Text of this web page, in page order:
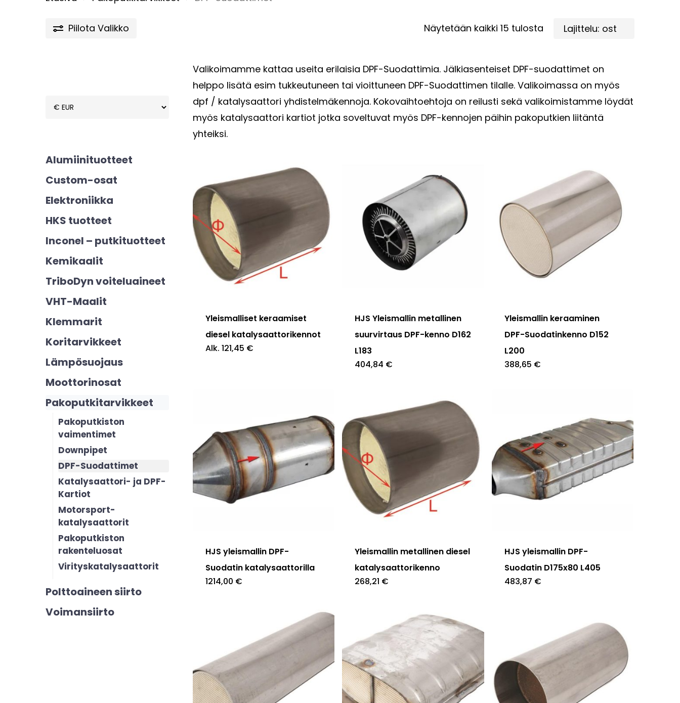
Piilota Valikko Näytetään kaikki 15 tulosta Suosituimmat
Alumiinituotteet
Custom-osat
Elektroniikka
HKS tuotteet
Inconel – putkituotteet
Kemikaalit
TriboDyn voiteluaineet
VHT-Maalit
Klemmarit
Koritarvikkeet
Lämpösuojaus
Moottorinosat
Pakoputkitarvikkeet
Pakoputkiston
vaimentimet
Downpipet
DPF-Suodattimet
Katalysaattori- ja DPF-
Kartiot
Motorsport-
katalysaattorit
Pakoputkiston
rakenteluosat
Virityskatalysaattorit
Polttoaineen siirto
Voimansiirto
Valikoimamme kattaa useita erilaisia DPF-Suodattimia. Jälkiasenteiset DPF-suodattimet on
helppo lisätä esim tukkeutuneen tai vioittuneen DPF-Suodattimen tilalle. Valikoimassa on myös
dpf / katalysaattori yhdistelmäkennoja. Kokovaihtoehtoja on reilusti sekä valikoimistamme löydät
myös katalysaattori kartiot jotka soveltuvat myös DPF-kennojen päihin pakoputkien liitäntä
yhteiksi.
Tällä
tuotteella
useampi
muunnelma.
Voit
Yleismalliset keraamiset
diesel katalysaattorikennot
Alk. 121,45 €
HJS Yleismallin metallinen
suurvirtaus DPF-kenno D162
L183
404,84 €
Yleismallin keraaminen
DPF-Suodatinkenno D152
L200
388,65 €
HJS yleismallin DPF-
Suodatin katalysaattorilla
1214,00 €
Yleismallin metallinen diesel
katalysaattorikenno
268,21 €
HJS yleismallin DPF-
Suodatin D175x80 L405
483,87 €